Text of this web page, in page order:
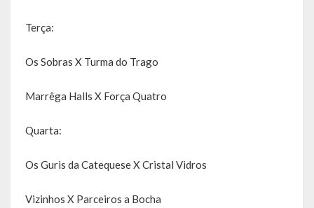
Gastronomia
Hospedagem
Calendário de Eventos
Galeria de Soberanas
Terça:
Os Sobras X Turma do Trago
Marrêga Halls X Força Quatro
Quarta:
Os Guris da Catequese X Cristal Vidros
Vizinhos X Parceiros a Bocha